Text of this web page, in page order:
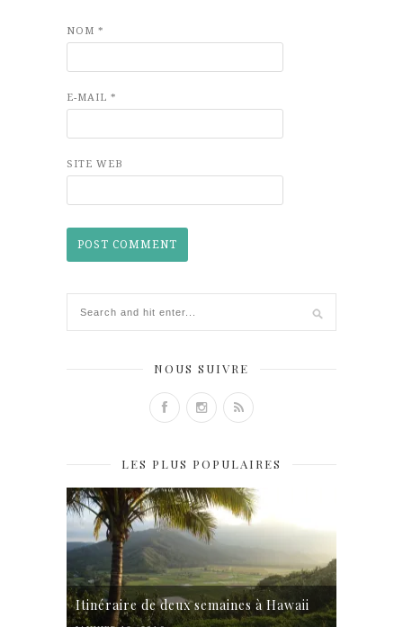
NOM *
E-MAIL *
SITE WEB
NOUS SUIVRE
LES PLUS POPULAIRES
Itinéraire de deux semaines à Hawaii